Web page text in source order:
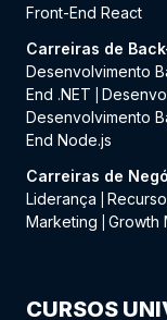
Front-End React
Carreiras de
Desenvolvimento
End .NET
Desenvolvimento
End Node.js
Carreiras de
Liderança
Marketing
Growth
CURSOS